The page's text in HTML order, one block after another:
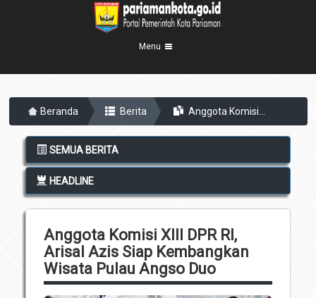
Menu
Profil Kota 5
Sejarah
Demografis
Geografis
Legislatif
Sekretariat Daerah
Kecamatan
Desa
Transparansi
Informasi
Layanan
Beranda Berita Anggota Komisi...
SEMUA BERITA
HEADLINE
Anggota Komisi XIII DPR RI,
Arisal Azis Siap Kembangkan
Wisata Pulau Angso Duo